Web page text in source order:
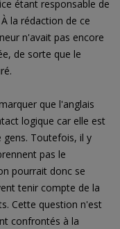
étant responsable de
la rédaction de ce
n'avait pas encore
de sorte que le
que l'anglais
logique car elle est
gens. Toutefois, il y
pas le
pourrait donc se
tenir compte de la
Cette question n'est
confrontés à la